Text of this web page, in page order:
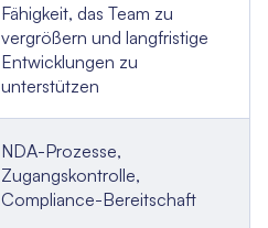
Fähigkeit, das Team zu
vergrößern und langfristige
Entwicklungen zu
unterstützen
NDA-Prozesse,
Zugangskontrolle,
Compliance-Bereitschaft